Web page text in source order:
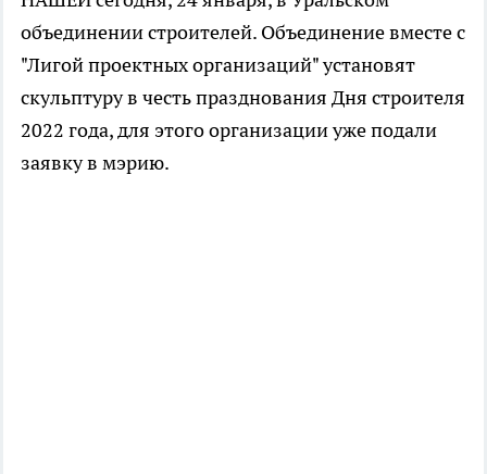
объединении строителей. Объединение вместе с
"Лигой проектных организаций" установят
скульптуру в честь празднования Дня строителя
2022 года, для этого организации уже подали
заявку в мэрию.